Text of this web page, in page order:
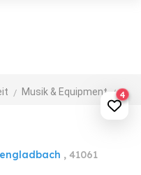
Musik & Equipment 4
, 41061